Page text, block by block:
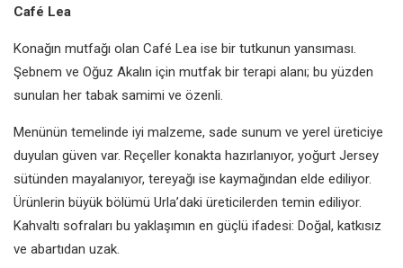
Café Lea
Konağın mutfağı olan Café Lea ise bir tutkunun yansıması.
Şebnem ve Oğuz Akalın için mutfak bir terapi alanı; bu yüzden
sunulan her tabak samimi ve özenli.
Menünün temelinde iyi malzeme, sade sunum ve yerel üreticiye
duyulan güven var. Reçeller konakta hazırlanıyor, yoğurt Jersey
sütünden mayalanıyor, tereyağı ise kaymağından elde ediliyor.
Ürünlerin büyük bölümü Urla’daki üreticilerden temin ediliyor.
Kahvaltı sofraları bu yaklaşımın en güçlü ifadesi: Doğal, katkısız
ve abartıdan uzak.